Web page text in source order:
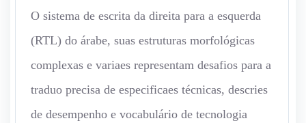
O sistema de escrita da direita para a esquerda
(RTL) do árabe, suas estruturas morfológicas
complexas e variaes representam desafios para a
traduo precisa de especificaes técnicas, descries
de desempenho e vocabulário de tecnologia